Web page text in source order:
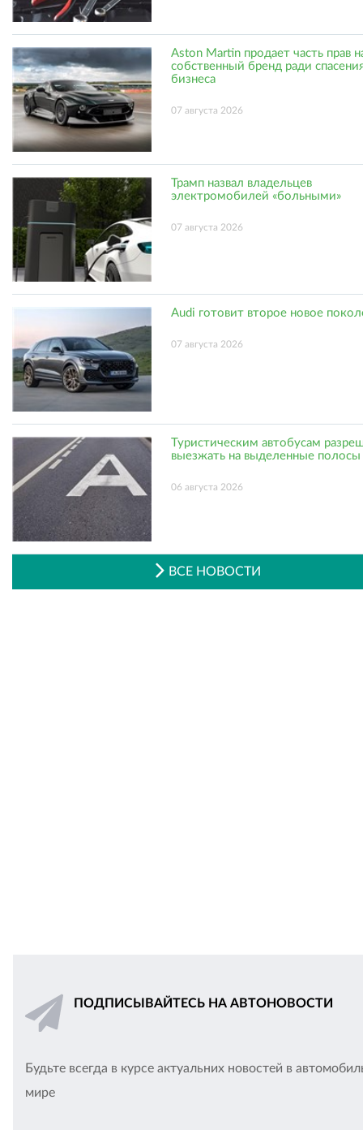
Aston Martin продает часть прав
собственный бренд ради
бизнеса
07 августа 2026
Трамп назвал владельцев
электромобилей «больными»
07 августа 2026
Audi готовит второе новое
07 августа 2026
Туристическим автобусам
выезжать на выделенные полосы
06 августа 2026
ВСЕ НОВОСТИ
ПОДПИСЫВАЙТЕСЬ НА АВТОНОВОСТИ
Будьте всегда в курсе актуальних новостей в
мире